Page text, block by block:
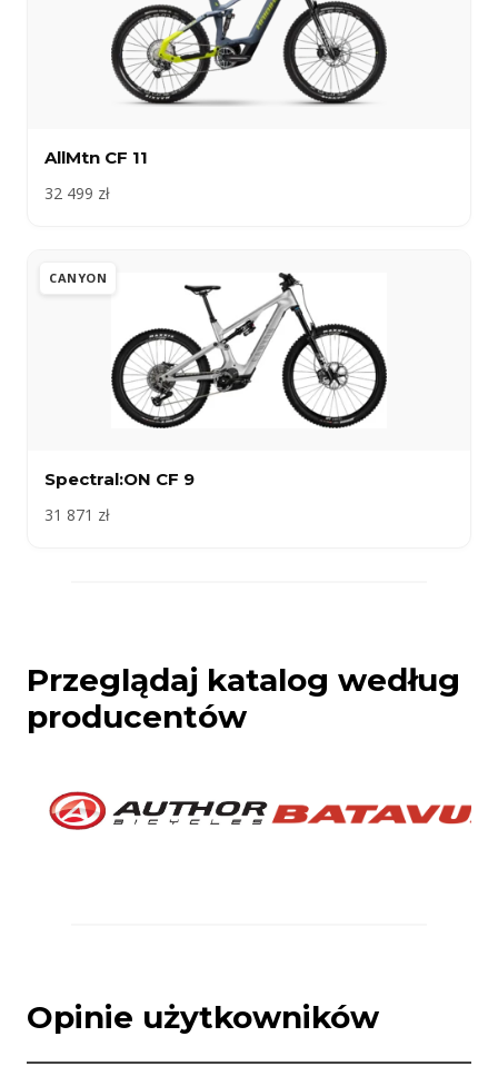
AllMtn CF 11
32 499 zł
CANYON
Spectral:ON CF 9
31 871 zł
Przeglądaj katalog według
producentów
Opinie użytkowników